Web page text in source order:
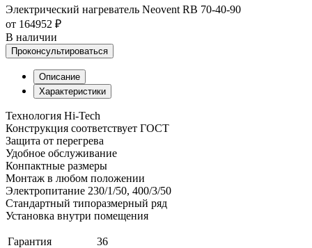
Электрический нагреватель Neovent RB 70-40-90
от 164952 ₽
В наличии
Проконсультироваться
Описание
Характеристики
Технология Hi-Tech
Конструкция соответствует ГОСТ
Защита от перегрева
Удобное обслуживание
Конпактные размеры
Монтаж в любом положении
Электропитание 230/1/50, 400/3/50
Стандартный типоразмерный ряд
Установка внутри помещения
Гарантия
36